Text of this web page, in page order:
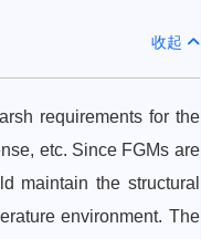
收起
requirements for the
etc. Since FGMs are
maintain the structural
environment. The